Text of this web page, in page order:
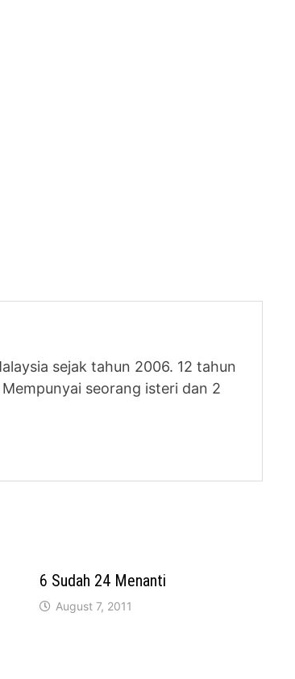
sejak tahun 2006. 12 tahun
seorang isteri dan 2
6 Sudah 24 Menanti
August 7, 2011